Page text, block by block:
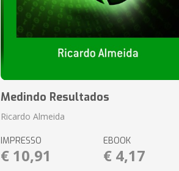
Medindo Resultados
Ricardo Almeida
IMPRESSO
€ 10,91
EBOOK
€ 4,17